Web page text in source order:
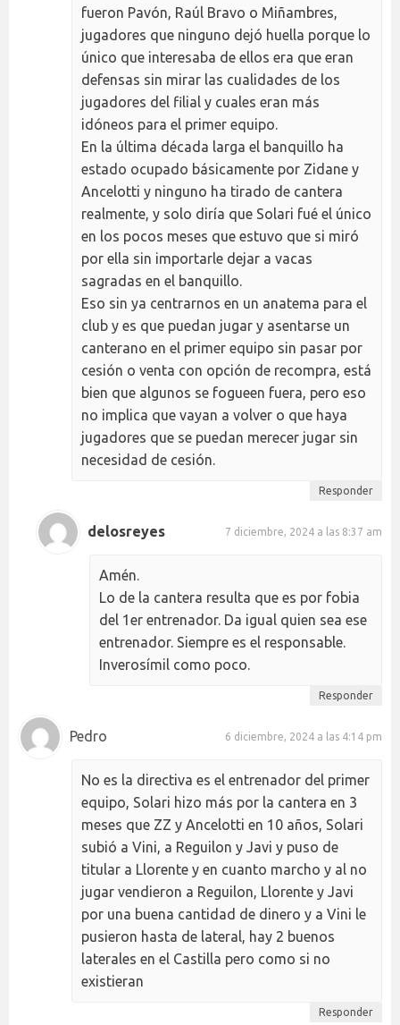
fueron Pavón, Raúl Bravo o Miñambres,
jugadores que ninguno dejó huella porque lo
único que interesaba de ellos era que eran
defensas sin mirar las cualidades de los
jugadores del filial y cuales eran más
idóneos para el primer equipo.
En la última década larga el banquillo ha
estado ocupado básicamente por Zidane y
Ancelotti y ninguno ha tirado de cantera
realmente, y solo diría que Solari fué el único
en los pocos meses que estuvo que si miró
por ella sin importarle dejar a vacas
sagradas en el banquillo.
Eso sin ya centrarnos en un anatema para el
club y es que puedan jugar y asentarse un
canterano en el primer equipo sin pasar por
cesión o venta con opción de recompra, está
bien que algunos se fogueen fuera, pero eso
no implica que vayan a volver o que haya
jugadores que se puedan merecer jugar sin
necesidad de cesión.
Responder
delosreyes 7 diciembre, 2024 a las 8:37 am
Amén.
Lo de la cantera resulta que es por fobia
del 1er entrenador. Da igual quien sea ese
entrenador. Siempre es el responsable.
Inverosímil como poco.
Responder
Pedro 6 diciembre, 2024 a las 4:14 pm
No es la directiva es el entrenador del primer
equipo, Solari hizo más por la cantera en 3
meses que ZZ y Ancelotti en 10 años, Solari
subió a Vini, a Reguilon y Javi y puso de
titular a Llorente y en cuanto marcho y al no
jugar vendieron a Reguilon, Llorente y Javi
por una buena cantidad de dinero y a Vini le
pusieron hasta de lateral, hay 2 buenos
laterales en el Castilla pero como si no
existieran
Responder